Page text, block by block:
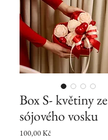
Box S- květiny ze
sójového vosku
100,00 Kč